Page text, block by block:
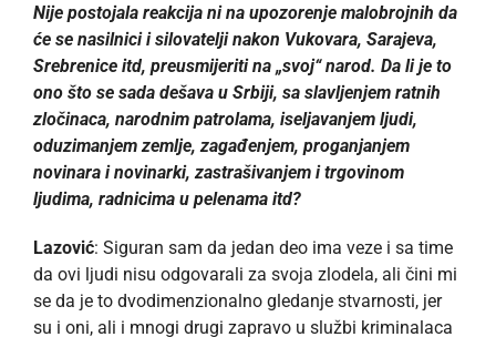
Nije postojala reakcija ni na upozorenje malobrojnih da
će se nasilnici i silovatelji nakon Vukovara, Sarajeva,
Srebrenice itd, preusmijeriti na „svoj“ narod. Da li je to
ono što se sada dešava u Srbiji, sa slavljenjem ratnih
zločinaca, narodnim patrolama, iseljavanjem ljudi,
oduzimanjem zemlje, zagađenjem, proganjanjem
novinara i novinarki, zastrašivanjem i trgovinom
ljudima, radnicima u pelenama itd?
Lazović: Siguran sam da jedan deo ima veze i sa time
da ovi ljudi nisu odgovarali za svoja zlodela, ali čini mi
se da je to dvodimenzionalno gledanje stvarnosti, jer
su i oni, ali i mnogi drugi zapravo u službi kriminalaca